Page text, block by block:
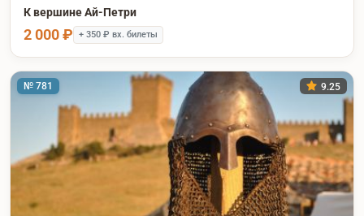
К вершине Ай-Петри
2 000 ₽ + 350 ₽ вх. билеты
№ 781 9.25